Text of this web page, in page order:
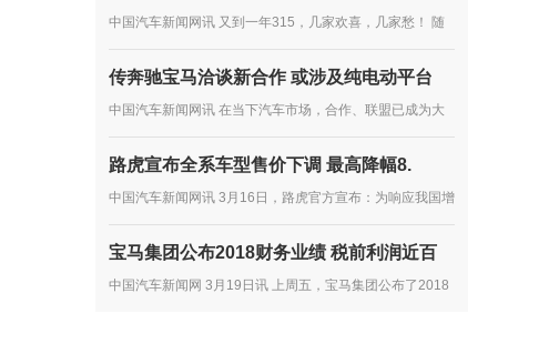
中国汽车新闻网讯 又到一年315，几家欢喜，几家愁！ 随
全国消协组织受理汽车产品投诉情况分析》。 按分析报告
显示，2018年全国...
传奔驰宝马洽谈新合作 或涉及纯电动平台
中国汽车新闻网讯 在当下汽车市场，合作、联盟已成为大
年前，雷诺、日产、三菱就达成了联盟合作协议，大众向其
他车企...
路虎宣布全系车型售价下调 最高降幅8.
中国汽车新闻网讯 3月16日，路虎官方宣布：为响应我国增
费者，路虎提前下调在华销售的路虎品牌全系车型厂商建议
零售价...
宝马集团公布2018财务业绩 税前利润近百
中国汽车新闻网 3月19日讯 上周五，宝马集团公布了2018